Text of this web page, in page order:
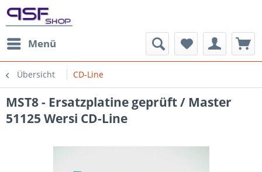
Menü
Übersicht CD-Line
MST8 - Ersatzplatine geprüft / Master
51125 Wersi CD-Line